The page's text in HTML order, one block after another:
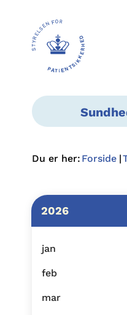
Du er her: Forside
2026
jan
feb
mar